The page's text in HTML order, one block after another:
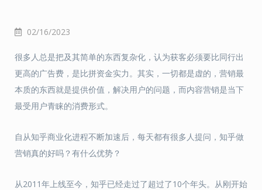
02/16/2023
很多人总是把及其简单的东西复杂化，认为获客必须要比同行出
更高的广告费，是比拼资金实力。其实，一切都是虚的，营销最
本质的东西就是提供价值，解决用户的问题，而内容营销是当下
最受用户青睐的消费形式。
自从知乎商业化进程不断加速后，每天都有很多人提问，知乎做
营销真的好吗？有什么优势？
从2011年上线至今，知乎已经走过了超过了10个年头。从刚开始